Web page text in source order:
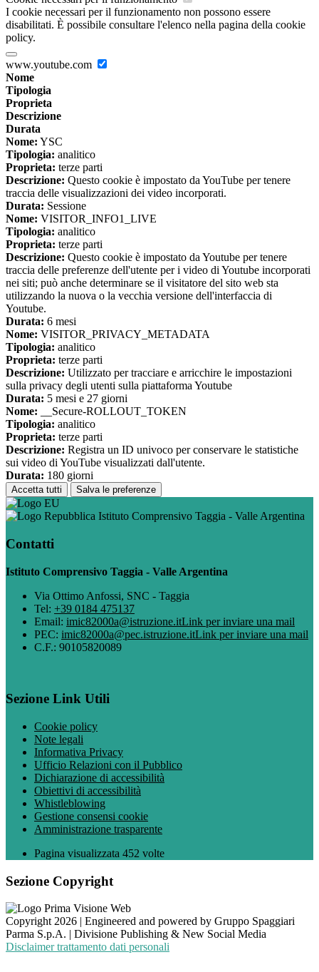
I cookie necessari per il funzionamento non possono essere
disabilitati. È possibile consultare l'elenco nella pagina della cookie
policy.
www.youtube.com
Nome
Tipologia
Proprieta
Descrizione
Durata
Nome: YSC
Tipologia: analitico
Proprieta: terze parti
Descrizione: Questo cookie è impostato da YouTube per tenere
traccia delle visualizzazioni dei video incorporati.
Durata: Sessione
Nome: VISITOR_INFO1_LIVE
Tipologia: analitico
Proprieta: terze parti
Descrizione: Questo cookie è impostato da Youtube per tenere
traccia delle preferenze dell'utente per i video di Youtube incorporati
nei siti; può anche determinare se il visitatore del sito web sta
utilizzando la nuova o la vecchia versione dell'interfaccia di
Youtube.
Durata: 6 mesi
Nome: VISITOR_PRIVACY_METADATA
Tipologia: analitico
Proprieta: terze parti
Descrizione: Utilizzato per tracciare e arricchire le impostazioni
sulla privacy degli utenti sulla piattaforma Youtube
Durata: 5 mesi e 27 giorni
Nome: __Secure-ROLLOUT_TOKEN
Tipologia: analitico
Proprieta: terze parti
Descrizione: Registra un ID univoco per conservare le statistiche
sui video di YouTube visualizzati dall'utente.
Durata: 180 giorni
Accetta tutti Salva le preferenze
Istituto Comprensivo Taggia - Valle Argentina
Contatti
Istituto Comprensivo Taggia - Valle Argentina
Via Ottimo Anfossi, SNC - Taggia
Tel: +39 0184 475137
Email: imic82000a@istruzione.itLink per inviare una mail
PEC: imic82000a@pec.istruzione.itLink per inviare una mail
C.F.: 90105820089
Sezione Link Utili
Cookie policy
Note legali
Informativa Privacy
Ufficio Relazioni con il Pubblico
Dichiarazione di accessibilità
Obiettivi di accessibilità
Whistleblowing
Gestione consensi cookie
Amministrazione trasparente
Pagina visualizzata 452 volte
Sezione Copyright
Copyright 2026 | Engineered and powered by Gruppo Spaggiari
Parma S.p.A. | Divisione Publishing & New Social Media
Disclaimer trattamento dati personali